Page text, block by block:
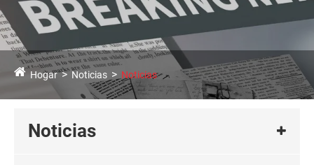
Hogar Noticias Noticias
Noticias